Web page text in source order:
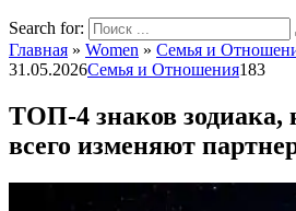
Search for:
Главная » Women » Семья и
31.05.2026Семья и Отношения183
ТОП-4 знаков
всего изменяют